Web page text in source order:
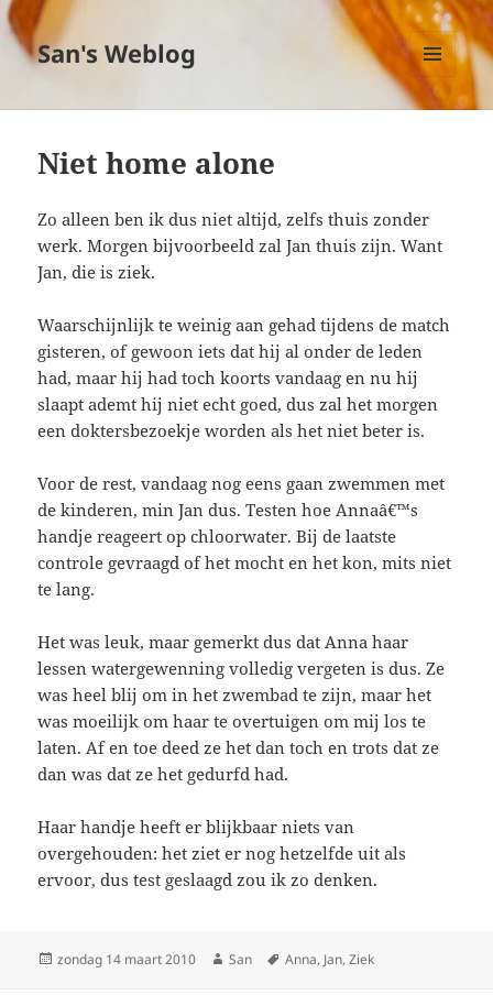
San's Weblog
MENU
EN
Niet home alone
Zo alleen ben ik dus niet altijd, zelfs thuis zonder
werk. Morgen bijvoorbeeld zal Jan thuis zijn. Want
Jan, die is ziek.
Waarschijnlijk te weinig aan gehad tijdens de match
gisteren, of gewoon iets dat hij al onder de leden
had, maar hij had toch koorts vandaag en nu hij
slaapt ademt hij niet echt goed, dus zal het morgen
een doktersbezoekje worden als het niet beter is.
Voor de rest, vandaag nog eens gaan zwemmen met
de kinderen, min Jan dus. Testen hoe Annaâ€™s
handje reageert op chloorwater. Bij de laatste
controle gevraagd of het mocht en het kon, mits niet
te lang.
Het was leuk, maar gemerkt dus dat Anna haar
lessen watergewenning volledig vergeten is dus. Ze
was heel blij om in het zwembad te zijn, maar het
was moeilijk om haar te overtuigen om mij los te
laten. Af en toe deed ze het dan toch en trots dat ze
dan was dat ze het gedurfd had.
Haar handje heeft er blijkbaar niets van
overgehouden: het ziet er nog hetzelfde uit als
ervoor, dus test geslaagd zou ik zo denken.
Geplaatst
zondag 14 maart 2010 Auteur
San Tags
Anna, Jan,Ziek